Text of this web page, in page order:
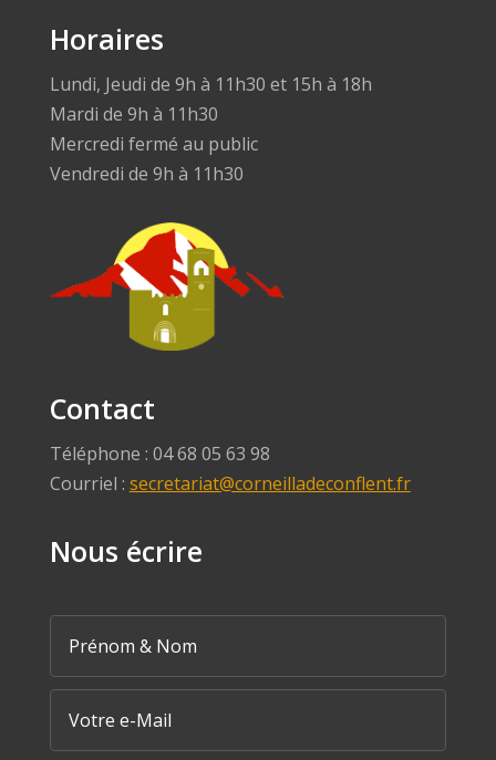
Horaires
Lundi, Jeudi de 9h à 11h30 et 15h à 18h
Mardi de 9h à 11h30
Mercredi fermé au public
Vendredi de 9h à 11h30
Contact
Téléphone : 04 68 05 63 98
Courriel : secretariat@corneilladeconflent.fr
Nous écrire